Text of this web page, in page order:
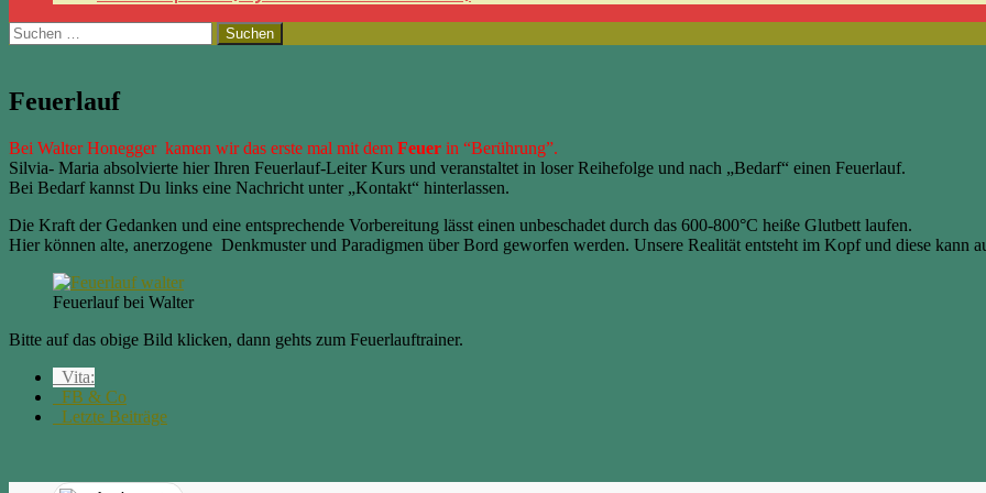
Suchen
nach:
Feuerlauf
Bei Walter Honegger kamen wir das erste mal mit dem Feuer in “Berührung”.
Silvia- Maria absolvierte hier Ihren Feuerlauf-Leiter Kurs und veranstaltet in loser Reihefolge und nach „Bedarf“ einen Feuerlauf.
Bei Bedarf kannst Du links eine Nachricht unter „Kontakt“ hinterlassen.
Die Kraft der Gedanken und eine entsprechende Vorbereitung lässt einen unbeschadet durch das 600-800°C heiße Glutbett laufen.
Hier können alte, anerzogene Denkmuster und Paradigmen über Bord geworfen werden. Unsere Realität entsteht im Kopf und diese kann
Feuerlauf bei Walter
Bitte auf das obige Bild klicken, dann gehts zum Feuerlauftrainer.
Vita:
FB & Co
Letzte Beiträge